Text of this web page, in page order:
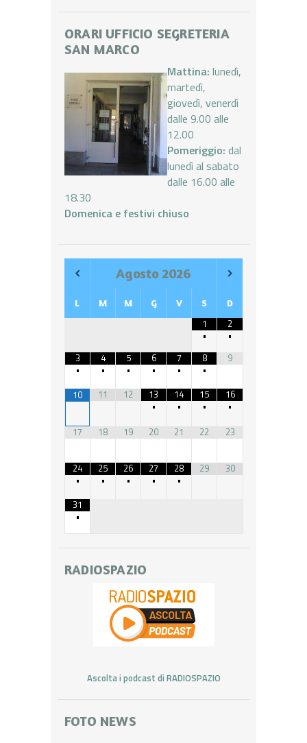
ORARI UFFICIO SEGRETERIA
SAN MARCO
Mattina: lunedì,
martedì,
giovedì, venerdì
dalle 9.00 alle
12.00
Pomeriggio: dal
lunedì al sabato
dalle 16.00 alle
18.30
Domenica e festivi chiuso
Agosto 2026
L M M G V S D
1
•
2
•
3
•
4
•
5
•
6
•
7
•
8
•
9
10 11 12
13
•
14
•
15
•
16
•
17
18 19 20 21 22 23
24
•
25
•
26
•
27
•
28
•
29 30
31
•
RADIOSPAZIO
Ascolta i podcast di RADIOSPAZIO
FOTO NEWS